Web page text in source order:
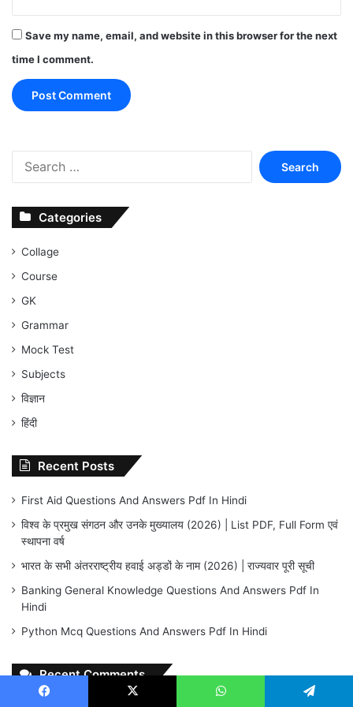
Save my name, email, and website in this browser for the next
time I comment.
Search
for:
Categories
Collage
Course
GK
Grammar
Mock Test
Subjects
विज्ञान
हिंदी
Recent Posts
First Aid Questions And Answers Pdf In Hindi
विश्व के प्रमुख संगठन और उनके मुख्यालय (2026) | List PDF, Full Form एवं
स्थापना वर्ष
भारत के सभी अंतरराष्ट्रीय हवाई अड्डों के नाम (2026) | राज्यवार पूरी सूची
Banking General Knowledge Questions And Answers Pdf In
Hindi
Python Mcq Questions And Answers Pdf In Hindi
Recent Comments